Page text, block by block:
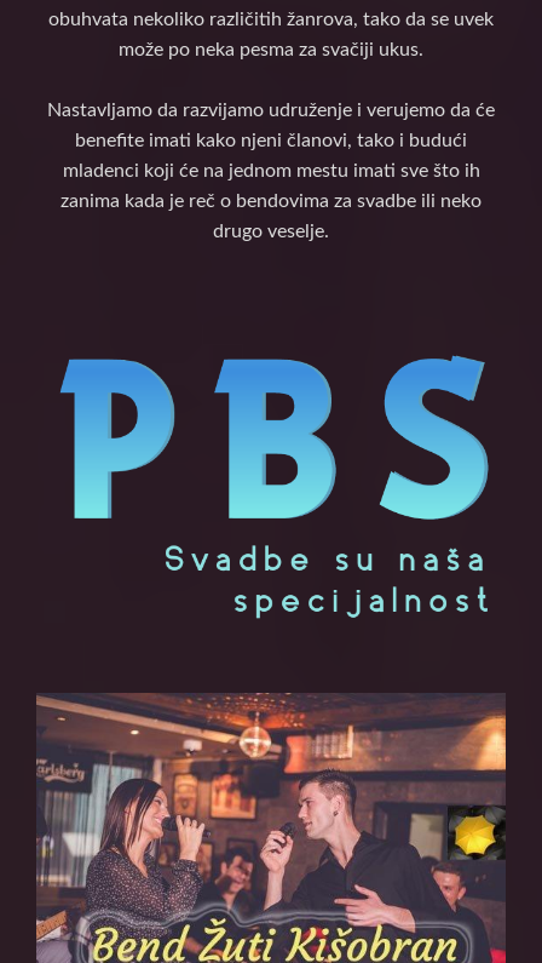
obuhvata nekoliko različitih žanrova, tako da se uvek
može po neka pesma za svačiji ukus.
Nastavljamo da razvijamo udruženje i verujemo da će
benefite imati kako njeni članovi, tako i budući
mladenci koji će na jednom mestu imati sve što ih
zanima kada je reč o bendovima za svadbe ili neko
drugo veselje.